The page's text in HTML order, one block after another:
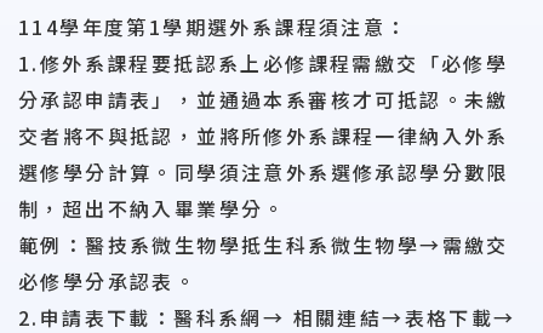
114學年度第1學期選外系課程須注意：
1.修外系課程要抵認系上必修課程需繳交「必修學
分承認申請表」，並通過本系審核才可抵認。未繳
交者將不與抵認，並將所修外系課程一律納入外系
選修學分計算。同學須注意外系選修承認學分數限
制，超出不納入畢業學分。
範例：醫技系微生物學抵生科系微生物學→需繳交
必修學分承認表。
2.申請表下載：醫科系網→ 相關連結→表格下載→